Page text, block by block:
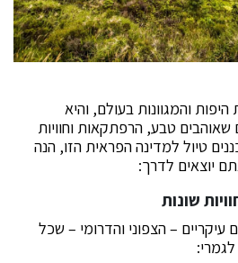
והמגוונות בעולם, והיא
טבע, הרפתקאות וחוויות
טיול למדינה הפראית הזו, הנה
יוצאים לדרך:
עיקריים – הצפוני והדרומי – שכל